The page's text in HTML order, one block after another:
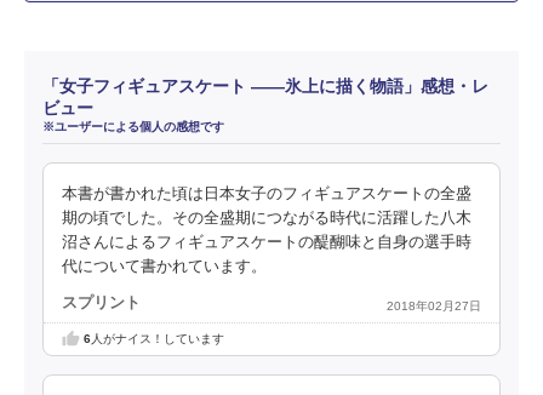
「女子フィギュアスケート ――氷上に描く物語」感想・レ
ビュー
※ユーザーによる個人の感想です
本書が書かれた頃は日本女子のフィギュアスケートの全盛
期の頃でした。その全盛期につながる時代に活躍した八木
沼さんによるフィギュアスケートの醍醐味と自身の選手時
代について書かれています。
スプリント 2018年02月27日
6人がナイス！しています